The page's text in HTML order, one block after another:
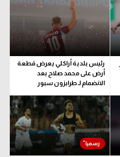
رئيس بلدية أراكلي يعرض قطعة
أرض على محمد صلاح بعد
الانضمام لـ طرابزون سبور